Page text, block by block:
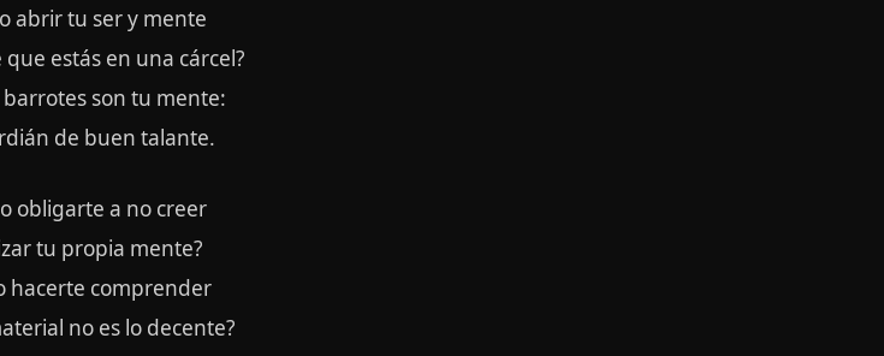
abrir tu ser y mente
estás en una cárcel?
barrotes son tu mente:
de buen talante.
obligarte a no creer
tu propia mente?
hacerte comprender
no es lo decente?